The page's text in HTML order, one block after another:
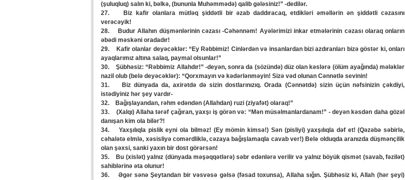
(şuluqluq) salın ki, bəlkə, (bununla Muhəmmədə) qalib gələsiniz!” -dedilər.
27. Biz kafir olanlara mütləq şiddətli bir əzab daddıracaq, etdikləri əməllərin ən şiddətli cəzasını
verəcəyik!
28. Budur Allahın düşmənlərinin cəzası -Cəhənnəm! Ayələrimizi inkar etmələrinin cəzası olaraq onların
əbədi məskəni oradadır!
29. Kafir olanlar deyəcəklər: “Ey Rəbbimiz! Cinlərdən və insanlardan bizi azdıranları bizə göstər ki, onları
ayaqlarımız altına salaq, paymal olsunlar!”
30. Şübhəsiz: “Rəbbimiz Allahdır!” -deyən, sonra da (sözündə) düz olan kəslərə (ölüm ayağında) mələklər
nazil olub (belə deyəcəklər): “Qorxmayın və kədərlənməyin! Sizə vəd olunan Cənnətlə sevinin!
31. Biz dünyada da, axirətdə də sizin dostlarınızıq. Orada (Cənnətdə) sizin üçün nəfsinizin çəkdiyi,
istədiyiniz hər şey vardır-
32. Bağışlayandan, rəhm edəndən (Allahdan) ruzi (ziyafət) olaraq!”
33. (Xalqı) Allaha tərəf çağıran, yaxşı iş görən və: “Mən müsəlmanlardanam!” - deyən kəsdən daha gözəl
danışan kim ola bilər?!
34. Yaxşılıqla pislik eyni ola bilməz! (Ey mömin kimsə!) Sən (pisliyi) yaxşılıqla dəf et! (Qəzəbə səbirlə,
cəhalətə elmlə, xəsisliyə comərdliklə, cəzaya bağışlamaqla cavab ver!) Belə olduqda aranızda düşmənçilik
olan şəxsi, sanki yaxın bir dost görərsən!
35. Bu (xislət) yalnız (dünyada məşəqqətlərə) səbr edənlərə verilir və yalnız böyük qismət (savab, fəzilət)
sahiblərinə əta olunur!
36. Əgər sənə Şeytandan bir vəsvəsə gəlsə (fəsad toxunsa), Allaha sığın. Şübhəsiz ki, Allah (hər şeyi)